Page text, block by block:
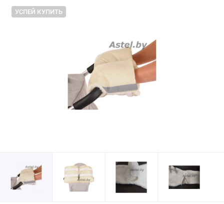
УСПЕЙ КУПИТЬ